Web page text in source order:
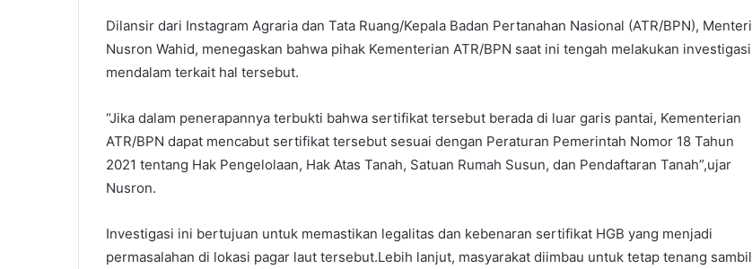
Dilansir dari Instagram Agraria dan Tata Ruang/Kepala Badan Pertanahan Nasional (ATR/BPN), Menteri
Nusron Wahid, menegaskan bahwa pihak Kementerian ATR/BPN saat ini tengah melakukan investigasi
mendalam terkait hal tersebut.
“Jika dalam penerapannya terbukti bahwa sertifikat tersebut berada di luar garis pantai, Kementerian
ATR/BPN dapat mencabut sertifikat tersebut sesuai dengan Peraturan Pemerintah Nomor 18 Tahun
2021 tentang Hak Pengelolaan, Hak Atas Tanah, Satuan Rumah Susun, dan Pendaftaran Tanah”,ujar
Nusron.
Investigasi ini bertujuan untuk memastikan legalitas dan kebenaran sertifikat HGB yang menjadi
permasalahan di lokasi pagar laut tersebut.Lebih lanjut, masyarakat diimbau untuk tetap tenang sambil